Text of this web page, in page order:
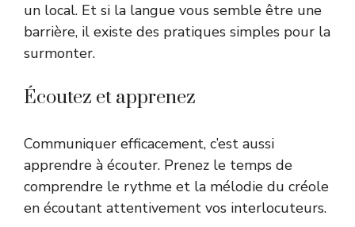
un local. Et si la langue vous semble être une
barrière, il existe des pratiques simples pour la
surmonter.
Écoutez et apprenez
Communiquer efficacement, c’est aussi
apprendre à écouter. Prenez le temps de
comprendre le rythme et la mélodie du créole
en écoutant attentivement vos interlocuteurs.